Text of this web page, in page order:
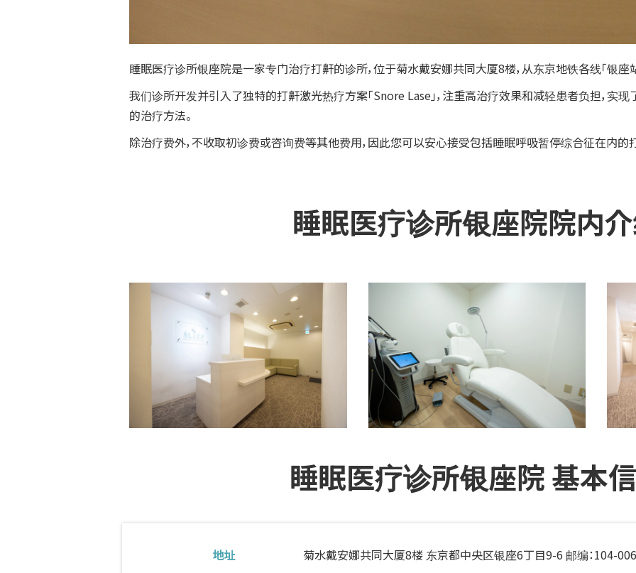
睡眠医疗诊所银座院是一家专门治疗打鼾的诊所，位于菊水戴安娜共同大厦8楼，从东京地铁各线「银座
我们诊所开发并引入了独特的打鼾激光热疗方案「Snore Lase」，注重高治疗效果和减轻患者负担，实现
的治疗方法。
除治疗费外，不收取初诊费或咨询费等其他费用，因此您可以安心接受包括睡眠呼吸暂停综合征在内的
睡眠医疗诊所银座院院内
睡眠医疗诊所银座院 基本
地址 菊水戴安娜共同大厦8楼 东京都中央区银座6丁目9-6 邮编：104-